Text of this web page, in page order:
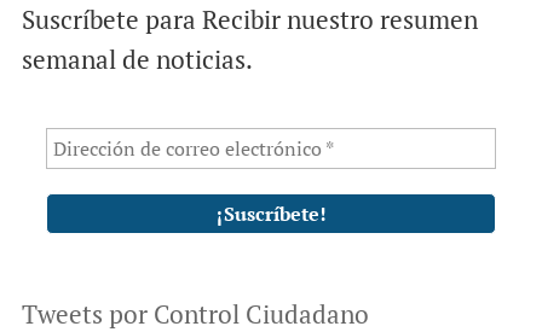
Suscríbete para Recibir nuestro resumen
semanal de noticias.
Tweets por Control Ciudadano